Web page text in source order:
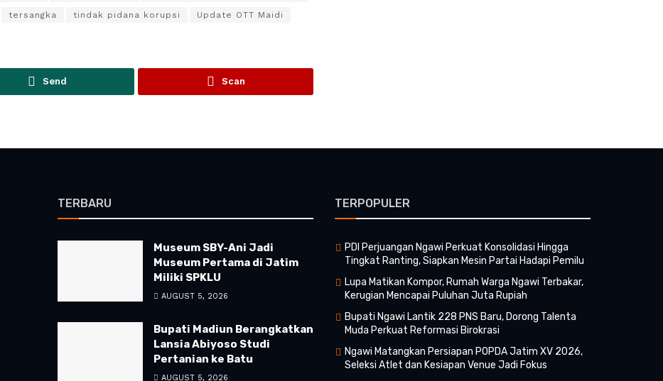
tersangka tindak pidana korupsi Update OTT Maidi
Send Scan
TERBARU
Museum SBY-Ani Jadi
Museum Pertama di Jatim
Miliki SPKLU
AUGUST 5, 2026
Bupati Madiun Berangkatkan
Lansia Abiyoso Studi
Pertanian ke Batu
AUGUST 5, 2026
TERPOPULER
PDI Perjuangan Ngawi Perkuat Konsolidasi Hingga
Tingkat Ranting, Siapkan Mesin Partai Hadapi Pemilu
Lupa Matikan Kompor, Rumah Warga Ngawi Terbakar,
Kerugian Mencapai Puluhan Juta Rupiah
Bupati Ngawi Lantik 228 PNS Baru, Dorong Talenta
Muda Perkuat Reformasi Birokrasi
Ngawi Matangkan Persiapan POPDA Jatim XV 2026,
Seleksi Atlet dan Kesiapan Venue Jadi Fokus